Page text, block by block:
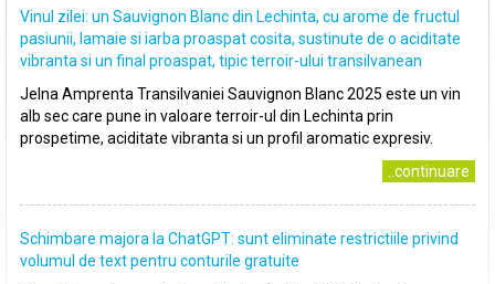
Vinul zilei: un Sauvignon Blanc din Lechinta, cu arome de fructul
pasiunii, lamaie si iarba proaspat cosita, sustinute de o aciditate
vibranta si un final proaspat, tipic terroir-ului transilvanean
Jelna Amprenta Transilvaniei Sauvignon Blanc 2025 este un vin
alb sec care pune in valoare terroir-ul din Lechinta prin
prospetime, aciditate vibranta si un profil aromatic expresiv.
..continuare
Schimbare majora la ChatGPT: sunt eliminate restrictiile privind
volumul de text pentru conturile gratuite